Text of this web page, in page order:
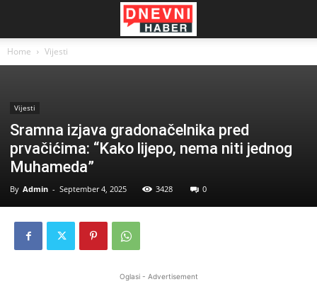
Home Vijesti
Vijesti
Sramna izjava gradonačelnika pred
prvačićima: “Kako lijepo, nema niti jednog
Muhameda”
By Admin - September 4, 2025 3428 0
Oglasi - Advertisement